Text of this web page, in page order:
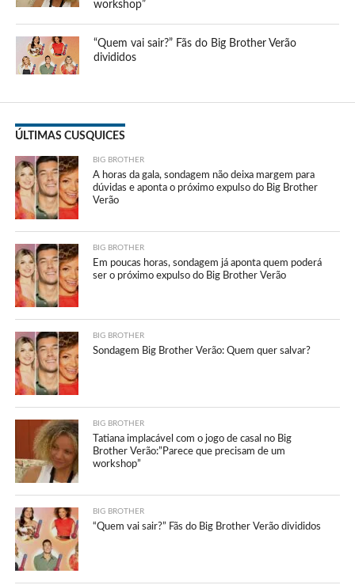
workshop”
“Quem vai sair?” Fãs do Big Brother Verão
divididos
ÚLTIMAS CUSQUICES
BIG BROTHER
A horas da gala, sondagem não deixa margem para
dúvidas e aponta o próximo expulso do Big Brother
Verão
BIG BROTHER
Em poucas horas, sondagem já aponta quem poderá
ser o próximo expulso do Big Brother Verão
BIG BROTHER
Sondagem Big Brother Verão: Quem quer salvar?
BIG BROTHER
Tatiana implacável com o jogo de casal no Big
Brother Verão:”Parece que precisam de um
workshop”
BIG BROTHER
“Quem vai sair?” Fãs do Big Brother Verão divididos